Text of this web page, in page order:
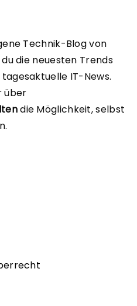
Technik-Blog von
die neuesten Trends
IT-News.
über
die Möglichkeit, selbst